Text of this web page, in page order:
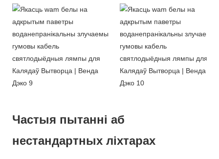
Частыя пытанні аб
нестандартных ліхтарах